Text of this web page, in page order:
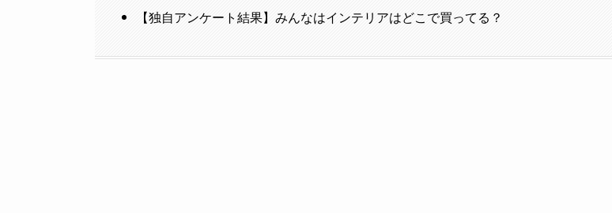
【独自アンケート結果】みんなはインテリアはどこで買ってる？